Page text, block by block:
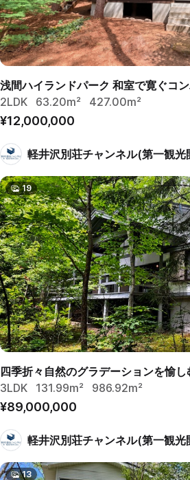
浅間ハイランドパーク 和室で寛ぐコ
2LDK
63.20m² 427.00m²
¥12,000,000
軽井沢別荘チャンネル(第一観光
19
四季折々自然のグラデーションを愉
3LDK
131.99m² 986.92m²
¥89,000,000
軽井沢別荘チャンネル(第一観光
13